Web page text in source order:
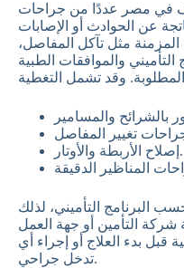
في مصر عددًا من جراحات
عن الحوادث أو الإصابات
المزمنة مثل تآكل المفاصل،
والموافقات الطبية
إصلاح الأربطة والأوتار.
البرنامج التأميني، لذلك
التأمين أو جهة العمل
قبل بدء العلاج أو إجراء أي
تدخل جراحي.